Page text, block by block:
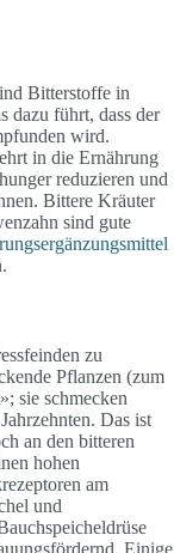
Bitterstoffe in
dazu führt, dass der
wird.
in die Ernährung
reduzieren und
Bittere Kräuter
sind gute
zu
Pflanzen (zum
sie schmecken
Das ist
an den bitteren
hohen
am
und
Einige